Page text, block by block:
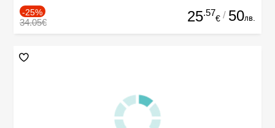
-25%
34.05€ 25.57
€ / 50лв.